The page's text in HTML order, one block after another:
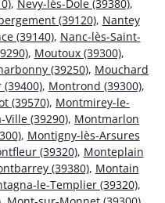
, Nevy-lès-Dole (39380),
(39120), Nantey
(39140), Nanc-lès-Saint-
, Moutoux (39300),
(39250), Mouchard
, Montrond (39300),
(39570), Montmirey-le-
(39290), Montmarlon
, Montigny-lès-Arsures
(39320), Monteplain
(39380), Montain
le-Templier (39320),